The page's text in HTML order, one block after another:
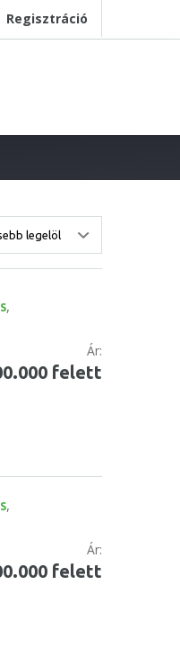
Regisztráció
,
Ár:
felett
,
Ár:
felett